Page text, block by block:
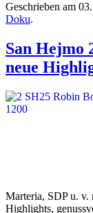
Geschrieben am
Doku.
San Hejmo
neue
Marteria, SDP u. v.
Highlights,